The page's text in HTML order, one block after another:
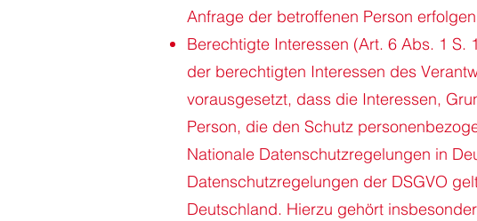
Anfrage der betroffenen Person
Berechtigte Interessen (Art. 6 Abs. 1 S.
der berechtigten Interessen des
vorausgesetzt, dass die Interessen,
Person, die den Schutz
Nationale Datenschutzregelungen in
Datenschutzregelungen der DSGVO
Deutschland. Hierzu gehört